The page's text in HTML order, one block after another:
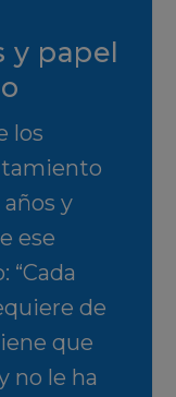
y papel
los
y
ese
de
que
no le ha